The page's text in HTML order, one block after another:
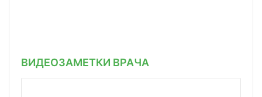
ВИДЕОЗАМЕТКИ ВРАЧА